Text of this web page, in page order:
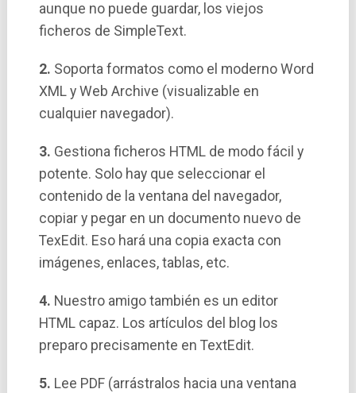
aunque no puede guardar, los viejos
ficheros de SimpleText.
2. Soporta formatos como el moderno Word
XML y Web Archive (visualizable en
cualquier navegador).
3. Gestiona ficheros HTML de modo fácil y
potente. Solo hay que seleccionar el
contenido de la ventana del navegador,
copiar y pegar en un documento nuevo de
TexEdit. Eso hará una copia exacta con
imágenes, enlaces, tablas, etc.
4. Nuestro amigo también es un editor
HTML capaz. Los artí­culos del blog los
preparo precisamente en TextEdit.
5. Lee PDF (arrástralos hacia una ventana